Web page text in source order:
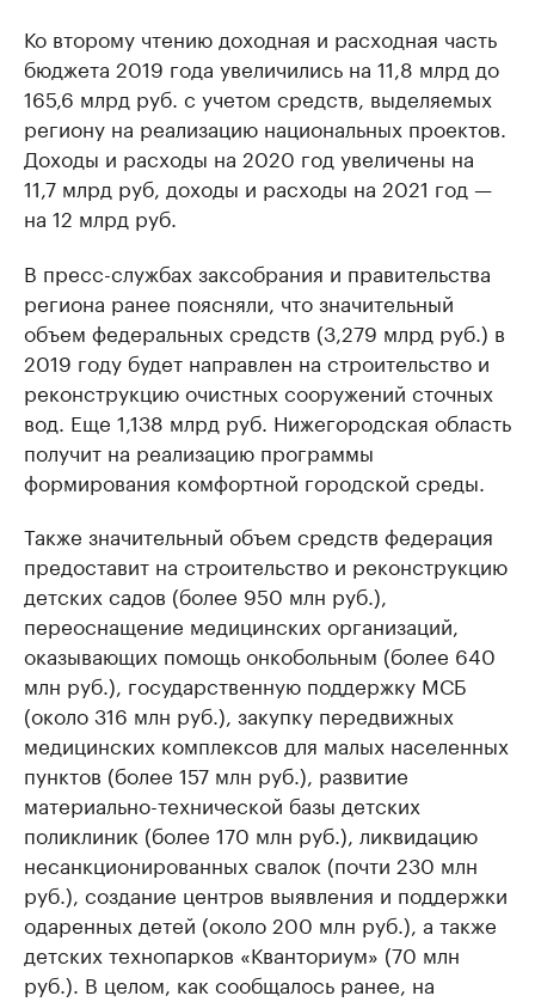
Ко второму чтению доходная и расходная часть
бюджета 2019 года увеличились на 11,8 млрд до
165,6 млрд руб. c учетом средств, выделяемых
региону на реализацию национальных проектов.
Доходы и расходы на 2020 год увеличены на
11,7 млрд руб, доходы и расходы на 2021 год —
на 12 млрд руб.
В пресс-службах заксобрания и правительства
региона ранее поясняли, что значительный
объем федеральных средств (3,279 млрд руб.) в
2019 году будет направлен на строительство и
реконструкцию очистных сооружений сточных
вод. Еще 1,138 млрд руб. Нижегородская область
получит на реализацию программы
формирования комфортной городской среды.
Также значительный объем средств федерация
предоставит на строительство и реконструкцию
детских садов (более 950 млн руб.),
переоснащение медицинских организаций,
оказывающих помощь онкобольным (более 640
млн руб.), государственную поддержку МСБ
(около 316 млн руб.), закупку передвижных
медицинских комплексов для малых населенных
пунктов (более 157 млн руб.), развитие
материально-технической базы детских
поликлиник (более 170 млн руб.), ликвидацию
несанкционированных свалок (почти 230 млн
руб.), создание центров выявления и поддержки
одаренных детей (около 200 млн руб.), а также
детских технопарков «Кванториум» (70 млн
руб.). В целом, как сообщалось ранее, на